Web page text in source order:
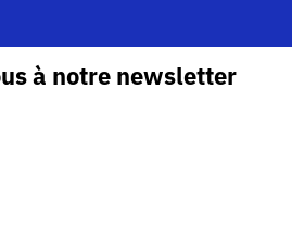
à notre newsletter